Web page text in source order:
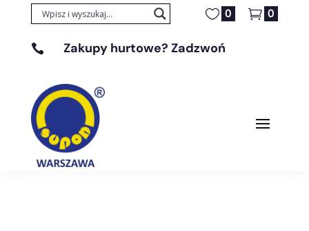
0 0
 Zakupy hurtowe? Zadzwoń